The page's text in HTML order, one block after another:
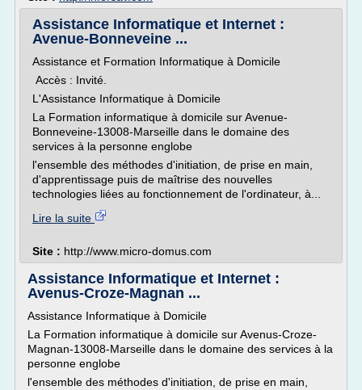
Assistance Informatique et Internet :
Avenue-Bonneveine ...
Assistance et Formation Informatique à Domicile
Accès : Invité.
L'Assistance Informatique à Domicile
La Formation informatique à domicile sur Avenue-
Bonneveine-13008-Marseille dans le domaine des
services à la personne englobe
l'ensemble des méthodes d'initiation, de prise en main,
d'apprentissage puis de maîtrise des nouvelles
technologies liées au fonctionnement de l'ordinateur, à...
Lire la suite
Site : http://www.micro-domus.com
Assistance Informatique et Internet :
Avenus-Croze-Magnan ...
Assistance Informatique à Domicile
La Formation informatique à domicile sur Avenus-Croze-
Magnan-13008-Marseille dans le domaine des services à la
personne englobe
l'ensemble des méthodes d'initiation, de prise en main,